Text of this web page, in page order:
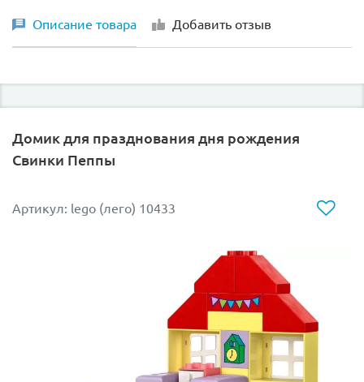
Описание товара Добавить отзыв
Домик для празднования дня рождения
Свинки Пеппы
Артикул: lego (лего) 10433